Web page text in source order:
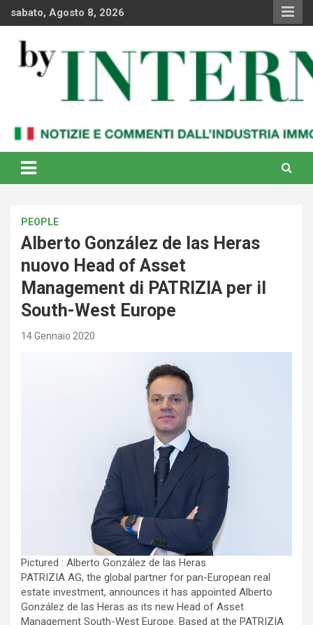
sabato, Agosto 8, 2026
By Internews
internazionale
PEOPLE
Alberto González de las Heras
nuovo Head of Asset
Management di PATRIZIA per il
South-West Europe
14 Gennaio 2020
Pictured : Alberto González de las Heras
PATRIZIA AG, the global partner for pan-European real
estate investment, announces it has appointed Alberto
González de las Heras as its new Head of Asset
Management South-West Europe. Based at the PATRIZIA